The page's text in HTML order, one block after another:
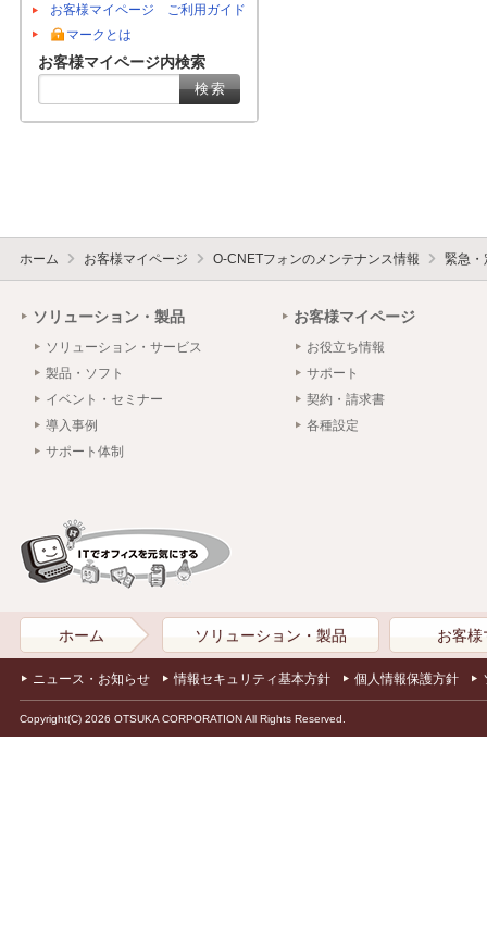
お客様マイページ ご利用ガイド
マークとは
お客様マイページ内検索
ホーム お客様マイページ O-CNETフォンのメンテナンス情報 緊急・
ソリューション・製品
ソリューション・サービス
製品・ソフト
イベント・セミナー
導入事例
サポート体制
お客様マイページ
お役立ち情報
サポート
契約・請求書
各種設定
ホーム ソリューション・製品 お客様
ニュース・お知らせ 情報セキュリティ基本方針 個人情報保護方針
Copyright(C) 2026 OTSUKA CORPORATION All Rights Reserved.